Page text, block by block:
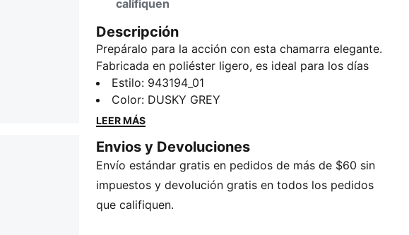
califiquen
Descripción
Prepáralo para la acción con esta chamarra elegante.
Fabricada en poliéster ligero, es ideal para los días
ajetreados, tanto si se dirige a un entrenamiento
deportivo como si se va de aventuras el fin de
semana. Los puños acanalados y el diseño con
la energía característica de PUMA le mantiene a la
vanguardia del juego.
Estilo: 943194_01
Color: DUSKY GREY
LEER MÁS
Envios y Devoluciones
Envío estándar gratis en pedidos de más de $60 sin
impuestos y devolución gratis en todos los pedidos
que califiquen.